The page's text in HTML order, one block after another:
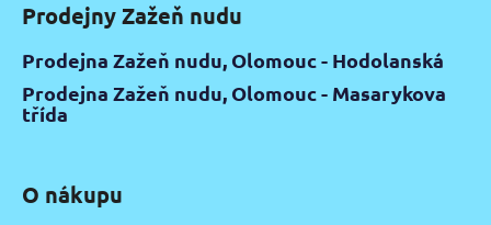
Prodejny Zažeň nudu
Prodejna Zažeň nudu, Olomouc - Hodolanská
Prodejna Zažeň nudu, Olomouc - Masarykova
třída
O nákupu